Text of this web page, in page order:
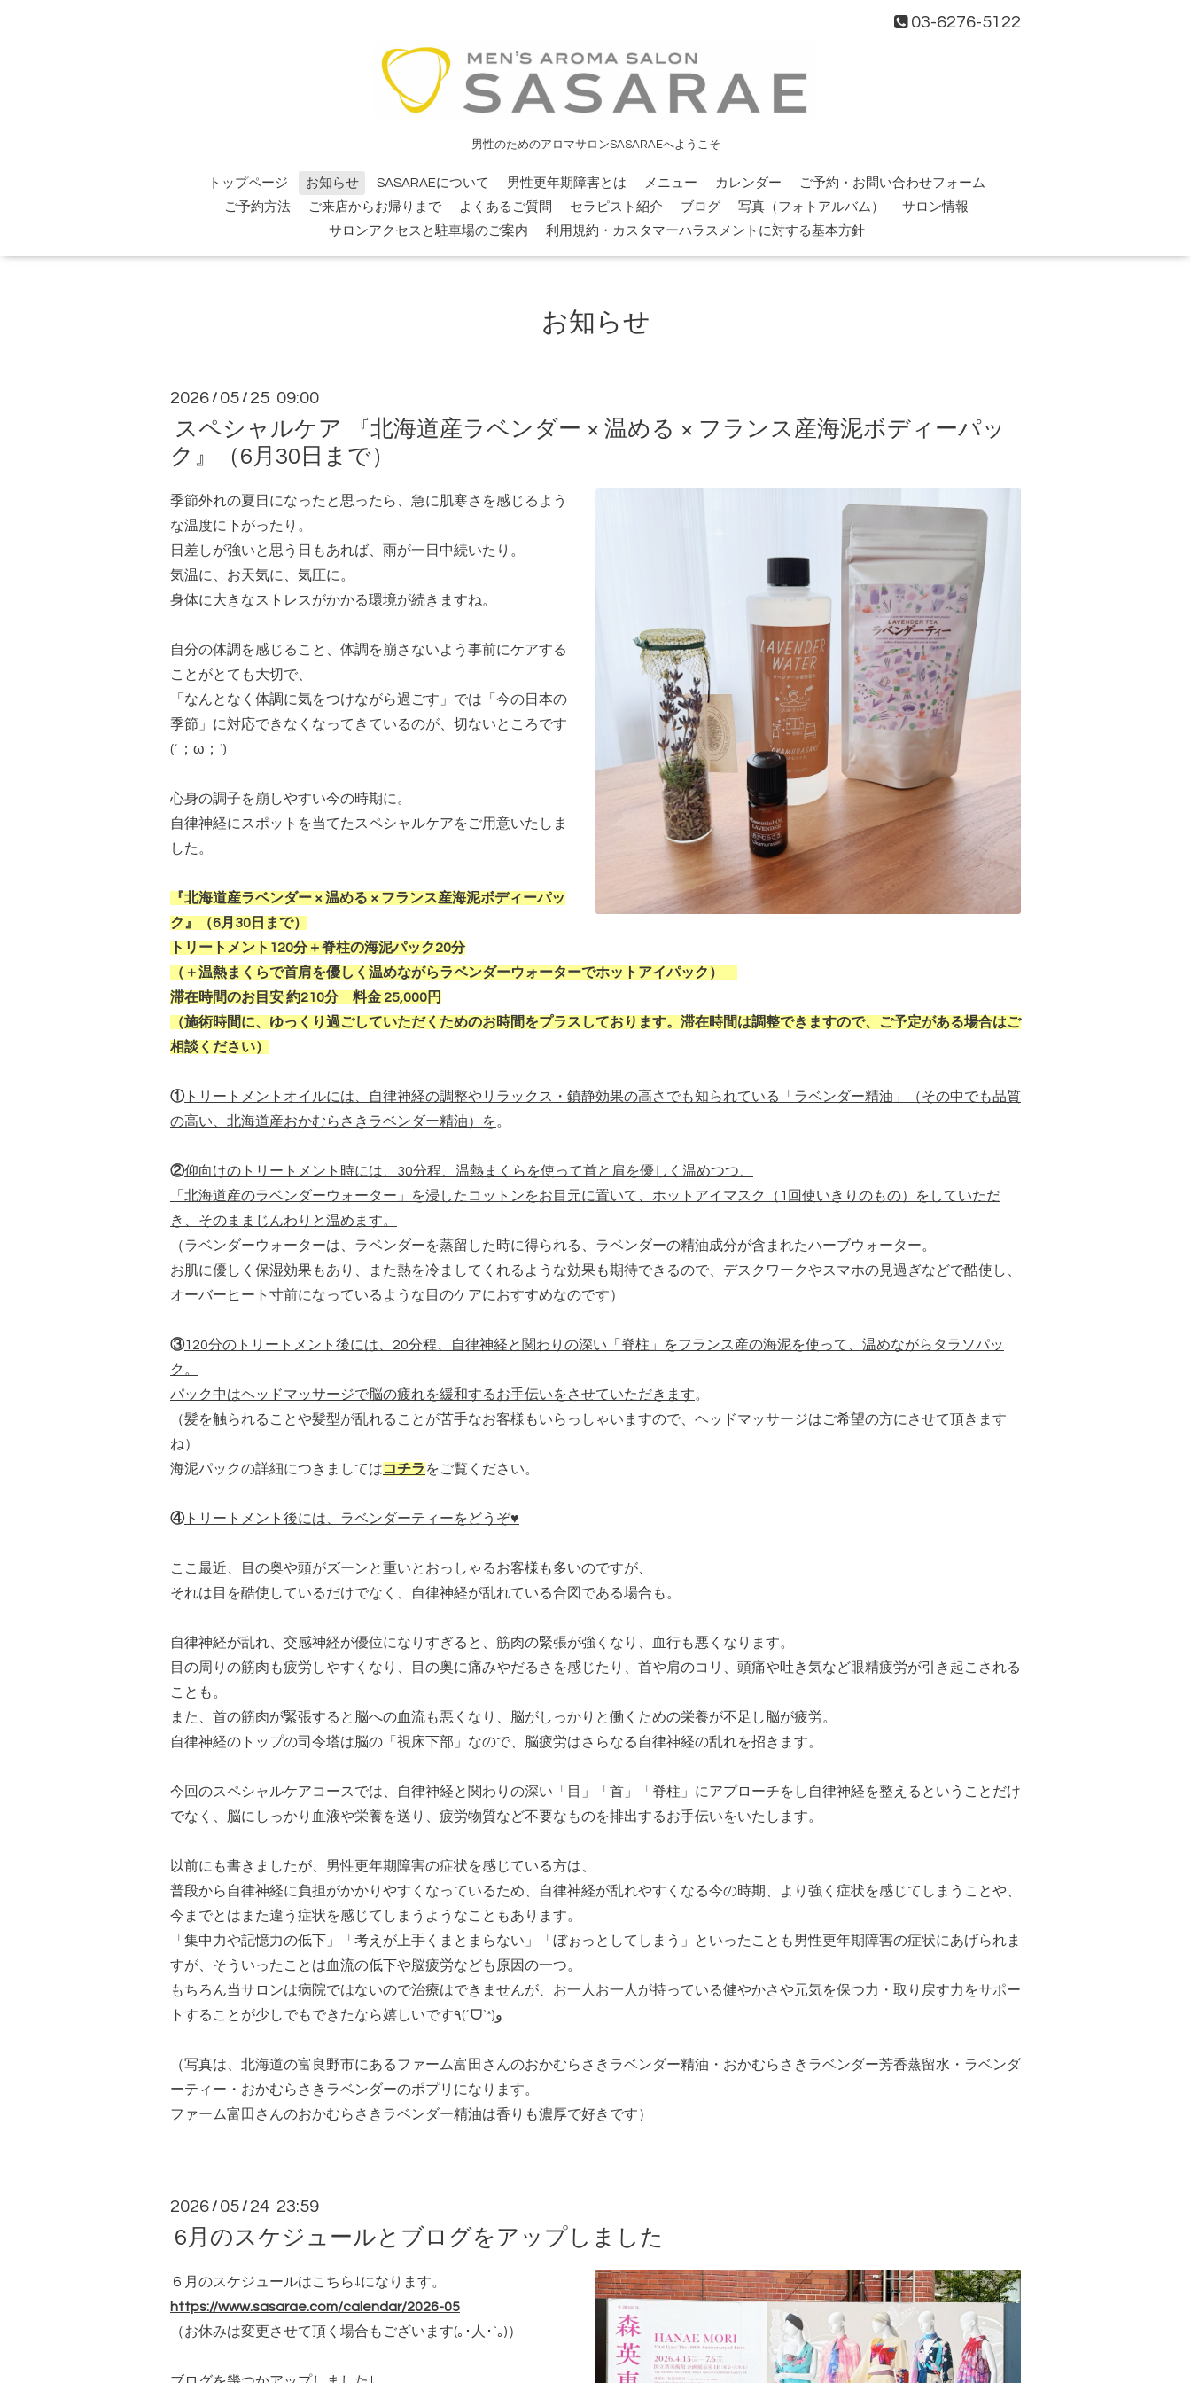
03-6276-5122
男性のためのアロマサロンSASARAEへようこそ
トップページ お知らせ SASARAEについて 男性更年期障害とは メニュー カレンダー
ご予約・お問い合わせフォーム
ご予約方法
ご来店からお帰りまで よくあるご質問 セラピスト紹介 ブログ 写真（フォトアルバム）
サロン情報
サロンアクセスと駐車場のご案内
利用規約・カスタマーハラスメントに対する基本方針
お知らせ
2026 / 05 / 25 09:00
スペシャルケア 『北海道産ラベンダー × 温める × フランス産海泥ボディーパッ
ク』（6月30日まで）
季節外れの夏日になったと思ったら、急に肌寒さを感じるよう
な温度に下がったり。
日差しが強いと思う日もあれば、雨が一日中続いたり。
気温に、お天気に、気圧に。
身体に大きなストレスがかかる環境が続きますね。
自分の体調を感じること、体調を崩さないよう事前にケアする
ことがとても大切で、
「なんとなく体調に気をつけながら過ごす」では「今の日本の
季節」に対応できなくなってきているのが、切ないところです
(´；ω；`)
心身の調子を崩しやすい今の時期に。
自律神経にスポットを当てたスペシャルケアをご用意いたしま
した。
『北海道産ラベンダー × 温める × フランス産海泥ボディーパッ
ク』（6月30日まで）
トリートメント120分＋脊柱の海泥パック20分
（＋温熱まくらで首肩を優しく温めながらラベンダーウォーターでホットアイパック）
滞在時間のお目安 約210分 料金 25,000円
（施術時間に、ゆっくり過ごしていただくためのお時間をプラスしております。 滞在時間は調整できますので、ご予定がある場合はご
相談ください）
①トリートメントオイルには、自律神経の調整やリラックス・鎮静効果の高さでも知られている「ラベンダー精油」（その中でも品質
の高い、北海道産おかむらさきラベンダー精油）を。
②仰向けのトリートメント時には、30分程、温熱まくらを使って首と肩を優しく温めつつ、
「北海道産のラベンダーウォーター」を浸したコットンをお目元に置いて、ホットアイマスク（1回使いきりのもの）をしていただ
き、そのままじんわりと温めます。
（ラベンダーウォーターは、ラベンダーを蒸留した時に得られる、ラベンダーの精油成分が含まれたハーブウォーター。
お肌に優しく保湿効果もあり、また熱を冷ましてくれるような効果も期待できるので、デスクワークやスマホの見過ぎなどで酷使し、
オーバーヒート寸前になっているような目のケアにおすすめなのです）
③120分のトリートメント後には、20分程、自律神経と関わりの深い「脊柱」をフランス産の海泥を使って、温めながらタラソパッ
ク。
パック中はヘッドマッサージで脳の疲れを緩和するお手伝いをさせていただきます。
（髪を触られることや髪型が乱れることが苦手なお客様もいらっしゃいますので、ヘッドマッサージはご希望の方にさせて頂きます
ね）
海泥パックの詳細につきましてはコチラ をご覧ください。
④トリートメント後には、ラベンダーティーをどうぞ♥
ここ最近、目の奥や頭がズーンと重いとおっしゃるお客様も多いのですが、
それは目を酷使しているだけでなく、自律神経が乱れている合図である場合も。
自律神経が乱れ、交感神経が優位になりすぎると、筋肉の緊張が強くなり、血行も悪くなります。
目の周りの筋肉も疲労しやすくなり、目の奥に痛みやだるさを感じたり、首や肩のコリ、頭痛や吐き気など眼精疲労が引き起こされる
ことも。
また、首の筋肉が緊張すると脳への血流も悪くなり、脳がしっかりと働くための栄養が不足し脳が疲労。
自律神経のトップの司令塔は脳の「視床下部」なので、脳疲労はさらなる自律神経の乱れを招きます。
今回のスペシャルケアコースでは、
自律神経と関わりの深い「目」「首」「脊柱」にアプローチをし自律神経を整えるということだけ
でなく、
脳にしっかり血液や栄養を送り、疲労物質など不要なものを排出するお手伝いをいたします。
以前にも書きましたが、男性更年期障害の症状を感じている方は、
普段から自律神経に負担がかかりやすくなっているため、自律神経が乱れやすくなる今の時期、より強く症状を感じてしまうことや、
今までとはまた違う症状を感じてしまうようなこともあります。
「集中力や記憶力の低下」「考えが上手くまとまらない」「ぼぉっとしてしまう」といったことも男性更年期障害の症状にあげられま
すが、そういったことは血流の低下や脳疲労なども原因の一つ。
もちろん当サロンは病院ではないので治療はできませんが、お一人お一人が持っている健やかさや元気を保つ力・取り戻す力をサポー
トすることが少しでもできたなら嬉しいです٩(ˊᗜˋ*)و
（写真は、北海道の富良野市にあるファーム富田さんのおかむらさきラベンダー精油・おかむらさきラベンダー芳香蒸留水・ラベンダ
ーティー・おかむらさきラベンダーのポプリになります。
ファーム富田さんのおかむらさきラベンダー精油は香りも濃厚で好きです）
2026 / 05 / 24 23:59
6月のスケジュールとブログをアップしました
６月のスケジュールはこちら↓になります。
https://www.sasarae.com/calendar/2026-05
（お休みは変更させて頂く場合もございます(｡･人･`｡)）